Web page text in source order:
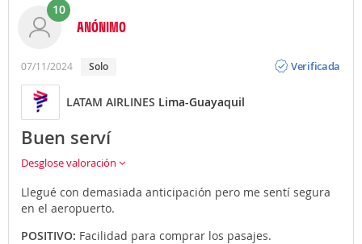
10
ANÓNIMO
07/11/2024 Solo
Verificada
LATAM AIRLINES Lima-Guayaquil
Buen serví
Desglose valoración
Llegué con demasiada anticipación pero me sentí segura
en el aeropuerto.
POSITIVO: Facilidad para comprar los pasajes.